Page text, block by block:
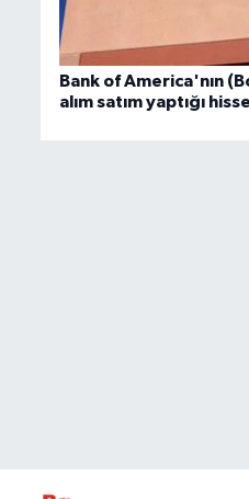
Bank of America'nın
alım satım yaptığı